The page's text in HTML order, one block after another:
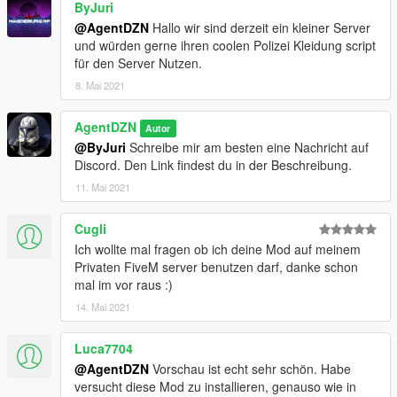
- Rheinland-Pfälzische Polizeiuniformen hinzugefügt
- Nordrhein-Westfälische Polizeiuniformen hinzugefügt
- Zoll Uniformen hinzugefügt
- Bundespolizei Uniformen hinzugefügt
Änderungsprotokoll / Changelog (Version 2.0)
- Niedersächsische Polizeiuniformen hinzugefügt
- Bremer Polizeiuniformen hinzugefügt
- Hamburger Polizeiuniformen hinzugefügt
- Schleswig-Holsteiner Polizeiuniformen hinzugefügt
- Mecklenburg-Vorpommerner Polizeiuniformen hinzugefügt
- Brandenburger Polizeiuniformen hinzugefügt
- Berliner Polizeiuniformen hinzugefügt
- Sächsiche Polizeiuniformen hinzugefügt
- Sachsen-Anhalter Polizeiuniformen hinzugefügt
- Bayrische Polizeiuniformen hinzugefügt
- Schirmmützen hinzugefügt
- Warnweste überarbeitet
- Rollkragenpullover für den Zoll hinzugefügt
- Bauschutz-Helme für den Zoll hinzugefügt
- Uniformen der WSP für die jeweiligen Bundesländer
hinzugefügt
ByJuri
@AgentDZN Hallo wir sind derzeit ein kleiner Server
und würden gerne ihren coolen Polizei Kleidung script
für den Server Nutzen.
8. Mai 2021
AgentDZN Autor
@ByJuri Schreibe mir am besten eine Nachricht auf
Discord. Den Link findest du in der Beschreibung.
11. Mai 2021
Cugli
Ich wollte mal fragen ob ich deine Mod auf meinem
Privaten FiveM server benutzen darf, danke schon
mal im vor raus :)
14. Mai 2021
Luca7704
@AgentDZN Vorschau ist echt sehr schön. Habe
versucht diese Mod zu installieren, genauso wie in